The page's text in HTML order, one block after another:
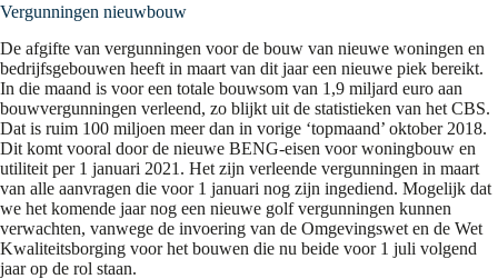
Vergunningen nieuwbouw
De afgifte van vergunningen voor de bouw van nieuwe woningen en
bedrijfsgebouwen heeft in maart van dit jaar een nieuwe piek bereikt.
In die maand is voor een totale bouwsom van 1,9 miljard euro aan
bouwvergunningen verleend, zo blijkt uit de statistieken van het CBS.
Dat is ruim 100 miljoen meer dan in vorige ‘topmaand’ oktober 2018.
Dit komt vooral door de nieuwe BENG-eisen voor woningbouw en
utiliteit per 1 januari 2021. Het zijn verleende vergunningen in maart
van alle aanvragen die voor 1 januari nog zijn ingediend. Mogelijk dat
we het komende jaar nog een nieuwe golf vergunningen kunnen
verwachten, vanwege de invoering van de Omgevingswet en de Wet
Kwaliteitsborging voor het bouwen die nu beide voor 1 juli volgend
jaar op de rol staan.